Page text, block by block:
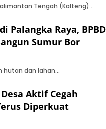
Tengah (Kalteng)…
Palangka Raya, BPBD
Sumur Bor
hutan dan lahan…
Aktif Cegah
Diperkuat